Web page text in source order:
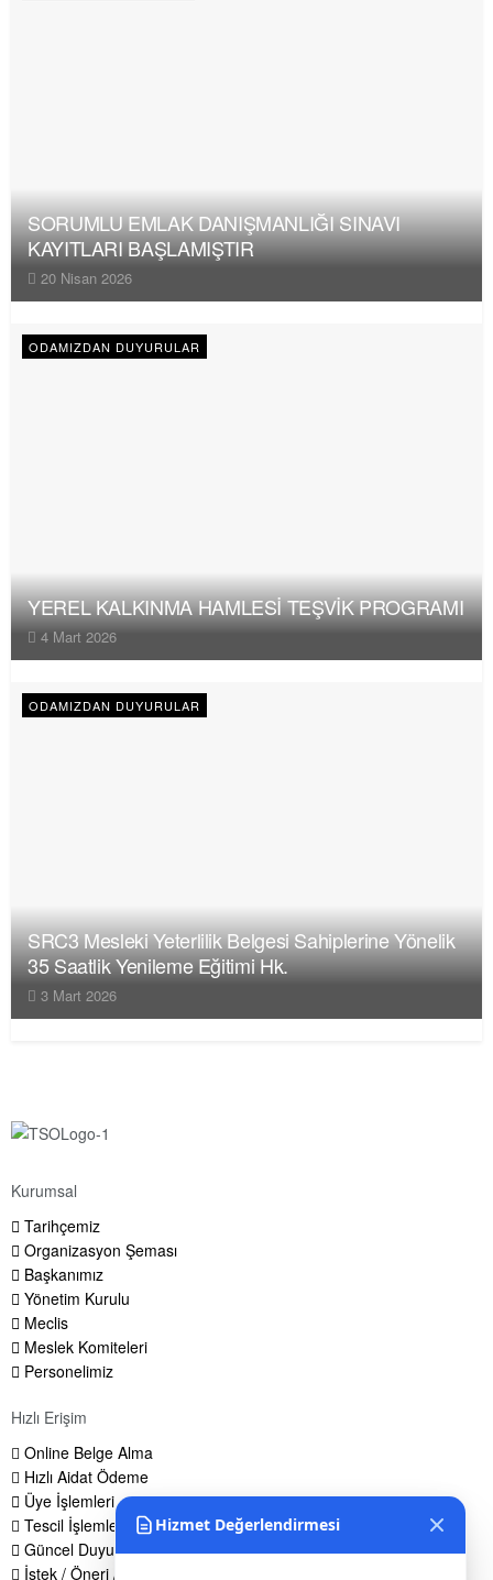
SORUMLU EMLAK DANIŞMANLIĞI SINAVI
KAYITLARI BAŞLAMIŞTIR
20 Nisan 2026
ODAMIZDAN DUYURULAR
YEREL KALKINMA HAMLESİ TEŞVİK PROGRAMI
4 Mart 2026
ODAMIZDAN DUYURULAR
SRC3 Mesleki Yeterlilik Belgesi Sahiplerine Yönelik
35 Saatlik Yenileme Eğitimi Hk.
3 Mart 2026
Kurumsal
Tarihçemiz
Organizasyon Şeması
Başkanımız
Yönetim Kurulu
Meclis
Meslek Komiteleri
Personelimiz
Hızlı Erişim
Online Belge Alma
Hızlı Aidat Ödeme
Üye İşlemleri
Tescil İşlemleri
Güncel Duyurular
İstek / Öneri / Şikayet Formu
Hizmet Değerlendirmesi